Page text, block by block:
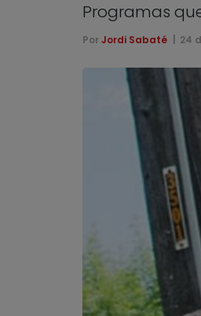
Programas
Por Jordi Sabaté 24